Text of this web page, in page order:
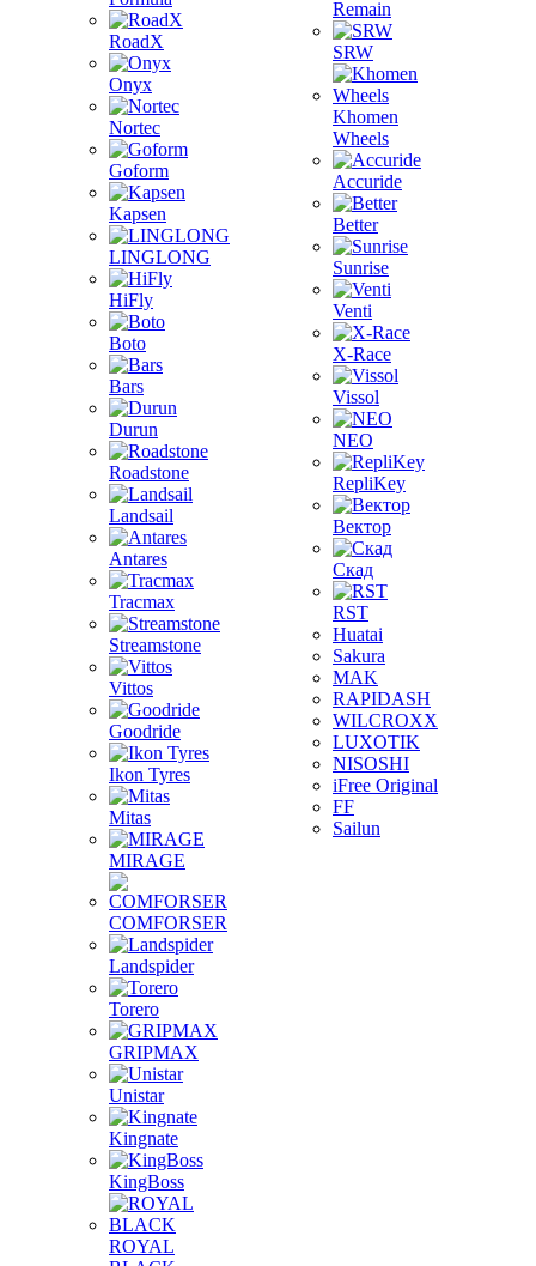
RoadX
Onyx
Nortec
Goform
Kapsen
LINGLONG
HiFly
Boto
Bars
Durun
Roadstone
Landsail
Antares
Tracmax
Streamstone
Vittos
Goodride
Ikon Tyres
Mitas
MIRAGE
COMFORSER
Landspider
Torero
GRIPMAX
Unistar
Kingnate
KingBoss
ROYAL
Remain
SRW
Khomen
Wheels
Accuride
Better
Sunrise
Venti
X-Race
Vissol
NEO
RepliKey
Вектор
Скад
RST
Huatai
Sakura
MAK
RAPIDASH
WILCROXX
LUXOTIK
NISOSHI
iFree Original
FF
Sailun